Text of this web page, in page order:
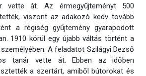
vette át. Az érmegyűjteményt 500
viszont az adakozó kedv tovább
a régiség gyűjtemény gyarapodott
1910 körül egy újabb váltás történt a
A feladatot Szilágyi Dezső
tanár vette át. Ebben az időben
a szertárt, amiből bútorokat és